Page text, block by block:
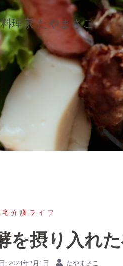
理家 たやまさこ
介護ライフ
を摂り入れ
: 2024年2月1日 たやまさこ